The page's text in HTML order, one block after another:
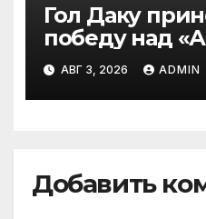
Гол Даку
победу над
матче РПЛ
АВГ 3, 2026 ADMIN
Добавить